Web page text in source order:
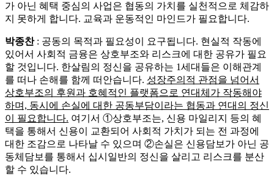
가 아닌 혜택 중심의 사업은 협동의 가치를 실천적으로 체감하
지 못하게 합니다. 교육과 운동적인 마인드가 필요합니다.
박종찬: 공동의 목적과 필요성이 요구됩니다. 현실적 작동에
있어서 사회적 금융은 상호부조와 리스크에 대한 공유가 필요
할 것입니다. 한살림의 정신을 공유하는 1세대들은 이해관계
를 떠나 손해를 함께 떠안습니다. 성장주의적 관점을 넘어서
상호부조의 후원과 호혜적인 플랫폼으로 연대체가 작동해야
하며, 동시에 손실에 대한 공동부담이라는 협동과 연대의 정신
이 필요합니다. 여기서 ①상호부조는, 신용 마일리지 등의 혜
택을 통해서 신용이 교환되어 사회적 가치가 되는 전 과정에
대한 조감으로 나타날 수 있으며 ②손실은 신용담보가 아닌 공
동체담보를 통해서 십시일반의 정신을 살리고 리스크를 분산
할 수 있습니다.